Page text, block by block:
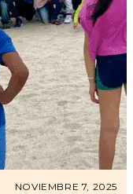
NOVIEMBRE 7, 2025